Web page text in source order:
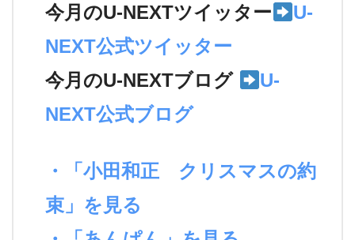
今月のU-NEXTツイッター
U-
NEXT公式ツイッター
今月のU-NEXTブログ
U-
NEXT公式ブログ
・「小田和正 クリスマスの約
束」を見る